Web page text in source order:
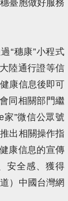
臺胞做好服務
“穗康”小程式
陸通行證等信
康信息後即可
同相關部門繼
家”微信公眾號
出相關操作指
康信息的宣傳
安全感、獲得
）中國台灣網